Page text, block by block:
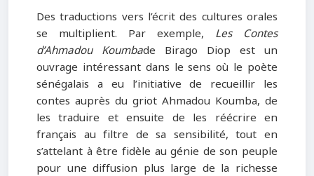
Des traductions vers l’écrit des cultures orales
se multiplient. Par exemple, Les Contes
d’Ahmadou Koumbade Birago Diop est un
ouvrage intéressant dans le sens où le poète
sénégalais a eu l’initiative de recueillir les
contes auprès du griot Ahmadou Koumba, de
les traduire et ensuite de les réécrire en
français au filtre de sa sensibilité, tout en
s’attelant à être fidèle au génie de son peuple
pour une diffusion plus large de la richesse